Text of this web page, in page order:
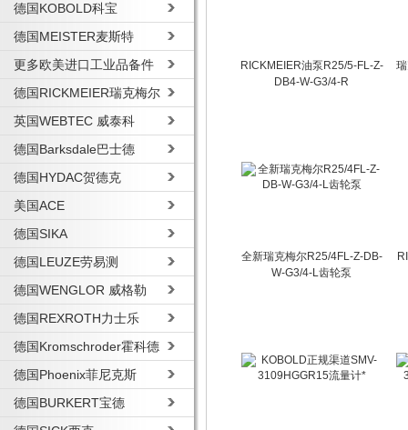
德国KOBOLD科宝
德国MEISTER麦斯特
更多欧美进口工业品备件
德国RICKMEIER瑞克梅尔
英国WEBTEC 威泰科
德国Barksdale巴士德
德国HYDAC贺德克
美国ACE
德国SIKA
德国LEUZE劳易测
德国WENGLOR 威格勒
德国REXROTH力士乐
德国Kromschroder霍科德
德国Phoenix菲尼克斯
德国BURKERT宝德
RICKMEIER油泵R25/5-FL-Z-
DB4-W-G3/4-R
全新瑞克梅尔R25/4FL-Z-DB-
W-G3/4-L齿轮泵